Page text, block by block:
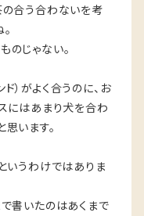
の合う合わないを考
のじゃない。
）がよく合うのに、お
にはあまり犬を合わ
います。
いうわけではありま
書いたのはあくまで